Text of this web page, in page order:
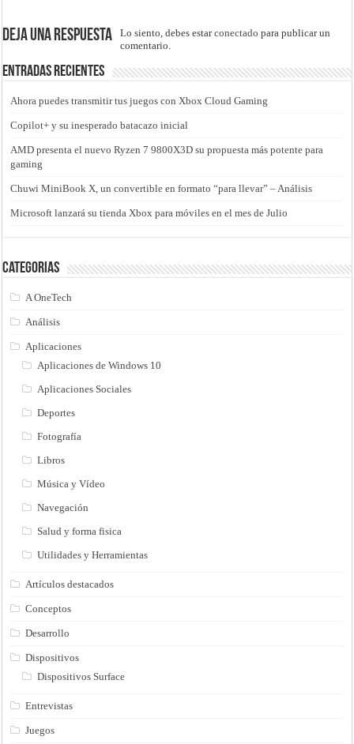
Deja una respuesta Lo siento, debes estarconectado para publicar un
comentario.
Entradas recientes
Ahora puedes transmitir tus juegos con Xbox Cloud Gaming
Copilot+ y su inesperado batacazo inicial
AMD presenta el nuevo Ryzen 7 9800X3D su propuesta más potente para
gaming
Chuwi MiniBook X, un convertible en formato “para llevar” – Análisis
Microsoft lanzará su tienda Xbox para móviles en el mes de Julio
Categorias
A OneTech
Análisis
Aplicaciones
Aplicaciones de Windows 10
Aplicaciones Sociales
Deportes
Fotografía
Libros
Música y Vídeo
Navegación
Salud y forma fisica
Utilidades y Herramientas
Artículos destacados
Conceptos
Desarrollo
Dispositivos
Dispositivos Surface
Entrevistas
Juegos